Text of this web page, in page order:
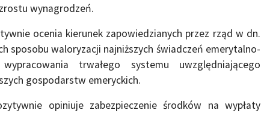
wynagrodzeń.
ocenia kierunek zapowiedzianych przez rząd w dn.
sposobu waloryzacji najniższych świadczeń emerytalno-
trwałego systemu uwzględniającego
gospodarstw emeryckich.
opiniuje zabezpieczenie środków na wypłaty